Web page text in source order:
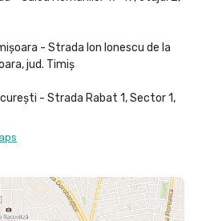
- Strada Ion Ionescu de la
jud. Timiș
- Strada Rabat 1, Sector 1,